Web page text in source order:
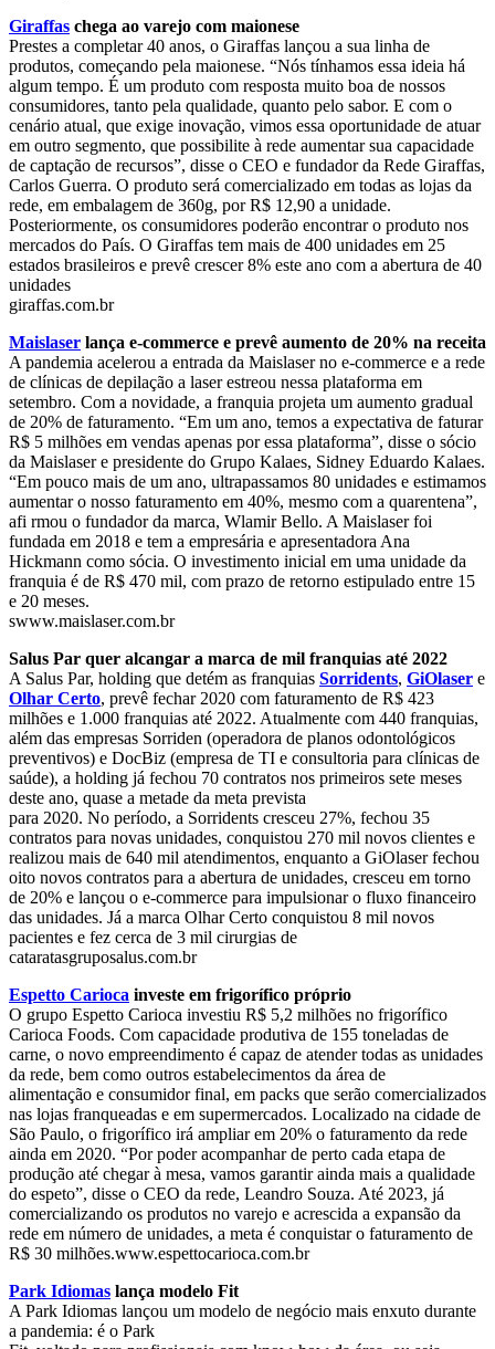
Giraffas chega ao varejo com maionese
Prestes a completar 40 anos, o Giraffas lançou a sua linha de
produtos, começando pela maionese. “Nós tínhamos essa ideia há
algum tempo. É um produto com resposta muito boa de nossos
consumidores, tanto pela qualidade, quanto pelo sabor. E com o
cenário atual, que exige inovação, vimos essa oportunidade de atuar
em outro segmento, que possibilite à rede aumentar sua capacidade
de captação de recursos”, disse o CEO e fundador da Rede Giraffas,
Carlos Guerra. O produto será comercializado em todas as lojas da
rede, em embalagem de 360g, por R$ 12,90 a unidade.
Posteriormente, os consumidores poderão encontrar o produto nos
mercados do País. O Giraffas tem mais de 400 unidades em 25
estados brasileiros e prevê crescer 8% este ano com a abertura de 40
unidades
giraffas.com.br
Maislaser lança e-commerce e prevê aumento de 20% na receita
A pandemia acelerou a entrada da Maislaser no e-commerce e a rede
de clínicas de depilação a laser estreou nessa plataforma em
setembro. Com a novidade, a franquia projeta um aumento gradual
de 20% de faturamento. “Em um ano, temos a expectativa de faturar
R$ 5 milhões em vendas apenas por essa plataforma”, disse o sócio
da Maislaser e presidente do Grupo Kalaes, Sidney Eduardo Kalaes.
“Em pouco mais de um ano, ultrapassamos 80 unidades e estimamos
aumentar o nosso faturamento em 40%, mesmo com a quarentena”,
afi rmou o fundador da marca, Wlamir Bello. A Maislaser foi
fundada em 2018 e tem a empresária e apresentadora Ana
Hickmann como sócia. O investimento inicial em uma unidade da
franquia é de R$ 470 mil, com prazo de retorno estipulado entre 15
e 20 meses.
swww.maislaser.com.br
Salus Par quer alcangar a marca de mil franquias até 2022
A Salus Par, holding que detém as franquias Sorridents, GiOlaser e
Olhar Certo, prevê fechar 2020 com faturamento de R$ 423
milhões e 1.000 franquias até 2022. Atualmente com 440 franquias,
além das empresas Sorriden (operadora de planos odontológicos
preventivos) e DocBiz (empresa de TI e consultoria para clínicas de
saúde), a holding já fechou 70 contratos nos primeiros sete meses
deste ano, quase a metade da meta prevista
para 2020. No período, a Sorridents cresceu 27%, fechou 35
contratos para novas unidades, conquistou 270 mil novos clientes e
realizou mais de 640 mil atendimentos, enquanto a GiOlaser fechou
oito novos contratos para a abertura de unidades, cresceu em torno
de 20% e lançou o e-commerce para impulsionar o fluxo financeiro
das unidades. Já a marca Olhar Certo conquistou 8 mil novos
pacientes e fez cerca de 3 mil cirurgias de
cataratasgruposalus.com.br
Espetto Carioca investe em frigorífico próprio
O grupo Espetto Carioca investiu R$ 5,2 milhões no frigorífico
Carioca Foods. Com capacidade produtiva de 155 toneladas de
carne, o novo empreendimento é capaz de atender todas as unidades
da rede, bem como outros estabelecimentos da área de
alimentação e consumidor final, em packs que serão comercializados
nas lojas franqueadas e em supermercados. Localizado na cidade de
São Paulo, o frigorífico irá ampliar em 20% o faturamento da rede
ainda em 2020. “Por poder acompanhar de perto cada etapa de
produção até chegar à mesa, vamos garantir ainda mais a qualidade
do espeto”, disse o CEO da rede, Leandro Souza. Até 2023, já
comercializando os produtos no varejo e acrescida a expansão da
rede em número de unidades, a meta é conquistar o faturamento de
R$ 30 milhões.www.espettocarioca.com.br
Park Idiomas lança modelo Fit
A Park Idiomas lançou um modelo de negócio mais enxuto durante
a pandemia: é o Park